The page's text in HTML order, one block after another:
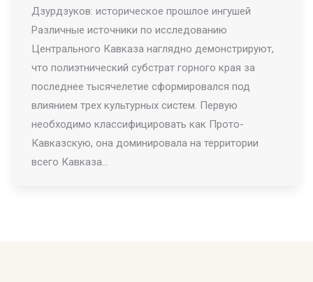
Дзурдзуков: историческое прошлое ингушей
Различные источники по исследованию
Центрального Кавказа наглядно демонстрируют,
что полиэтнический субстрат горного края за
последнее тысячелетие сформировался под
влиянием трех культурных систем. Первую
необходимо классифицировать как Прото-
Кавказскую, она доминировала на территории
всего Кавказа…